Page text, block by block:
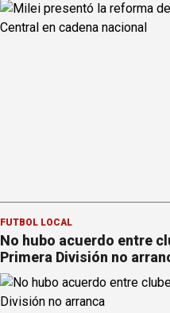
FÚTBOL LOCAL
No hubo acuerdo entre
Primera División no